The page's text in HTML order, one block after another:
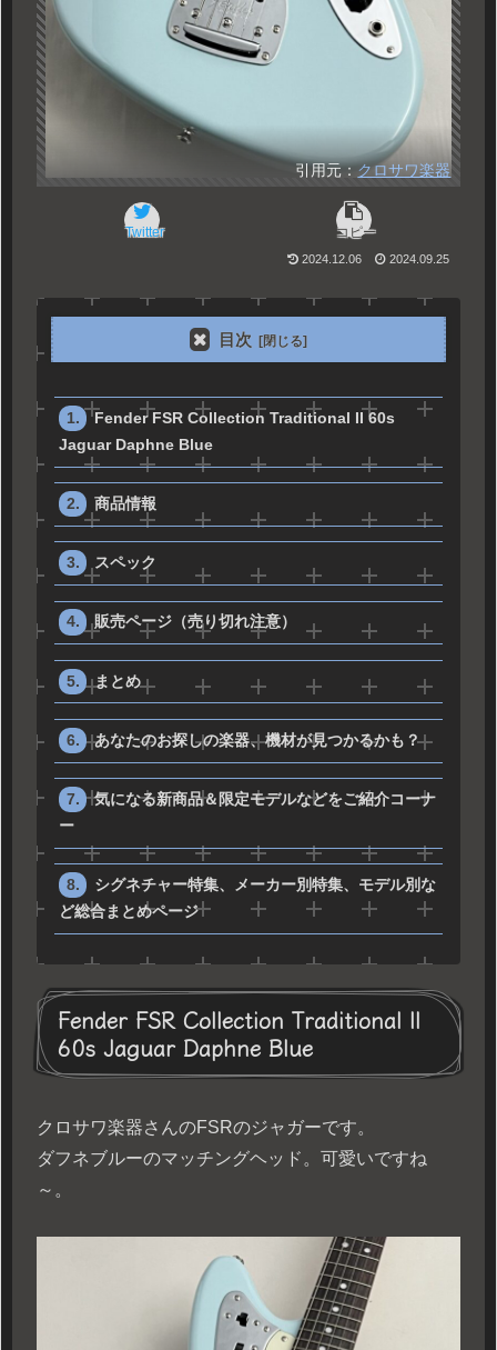
引用元：クロサワ楽器
Twitter コピー
2024.12.06 2024.09.25
目次
Fender FSR Collection Traditional II 60s
Jaguar Daphne Blue
商品情報
スペック
販売ページ（売り切れ注意）
まとめ
あなたのお探しの楽器、機材が見つかるかも？
気になる新商品＆限定モデルなどをご紹介コーナ
ー
シグネチャー特集、メーカー別特集、モデル別な
ど総合まとめページ
Fender FSR Collection Traditional II
60s Jaguar Daphne Blue
クロサワ楽器さんのFSRのジャガーです。
ダフネブルーのマッチングヘッド。可愛いですね
～。